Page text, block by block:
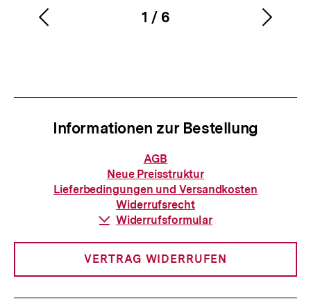
Karussellinhalt
1
von
/ 6
Vorherigen
Informationen zur Bestellung
Informationen
zur
Bestellung
AGB
Neue Preisstruktur
Lieferbedingungen und Versandkosten
Widerrufsrecht
Download-
Widerrufsformular
VERTRAG WIDERRUFEN